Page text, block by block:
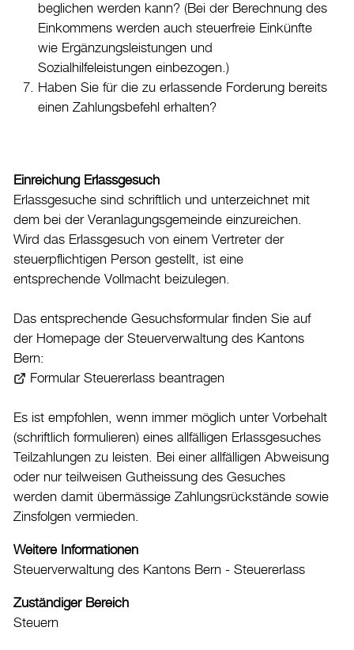
beglichen werden kann? (Bei der Berechnung des
Einkommens werden auch steuerfreie Einkünfte
wie Ergänzungsleistungen und
Sozialhilfeleistungen einbezogen.)
Haben Sie für die zu erlassende Forderung bereits
einen Zahlungsbefehl erhalten?
Einreichung Erlassgesuch
Erlassgesuche sind schriftlich und unterzeichnet mit
dem bei der Veranlagungsgemeinde einzureichen.
Wird das Erlassgesuch von einem Vertreter der
steuerpflichtigen Person gestellt, ist eine
entsprechende Vollmacht beizulegen.
Das entsprechende Gesuchsformular finden Sie auf
der Homepage der Steuerverwaltung des Kantons
Bern:
Formular Steuererlass beantragen
Es ist empfohlen, wenn immer möglich unter Vorbehalt
(schriftlich formulieren) eines allfälligen Erlassgesuches
Teilzahlungen zu leisten. Bei einer allfälligen Abweisung
oder nur teilweisen Gutheissung des Gesuches
werden damit übermässige Zahlungsrückstände sowie
Zinsfolgen vermieden.
Weitere Informationen
Steuerverwaltung des Kantons Bern - Steuererlass
Zuständiger Bereich
Steuern